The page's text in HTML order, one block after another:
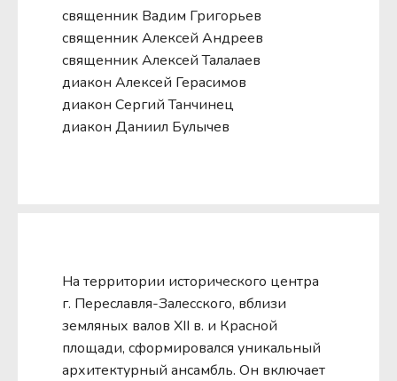
священник Вадим Григорьев
священник Алексей Андреев
священник Алексей Талалаев
диакон Алексей Герасимов
диакон Сергий Танчинец
диакон Даниил Булычев
На территории исторического центра
г. Переславля-Залесского, вблизи
земляных валов XII в. и Красной
площади, сформировался уникальный
архитектурный ансамбль. Он включает